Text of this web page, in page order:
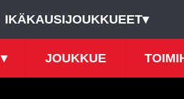
IKÄKAUSIJOUKKUEET▾
▾ JOUKKUE